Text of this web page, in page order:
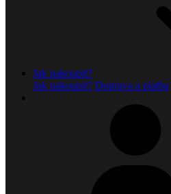
Jak nakoupit?
Jak nakoupit? Doprava a platba